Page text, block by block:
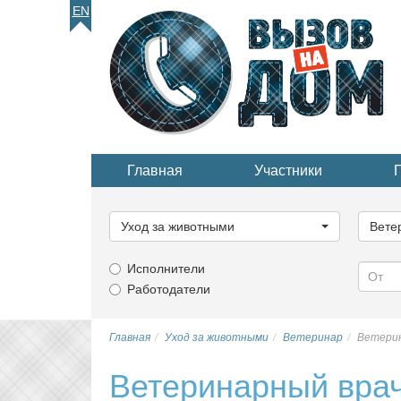
EN
Главная Участники
категорию...
Уход за животными
Исполнители
Работодатели
Главная Уход за животными Ветеринар
Ветеринарный